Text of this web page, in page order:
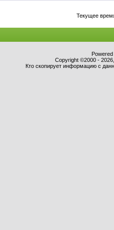
Текущее
Copyright ©2000 -
Кто скопирует информацию с